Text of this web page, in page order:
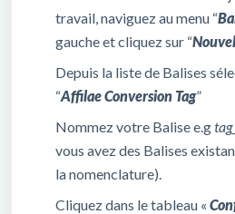
travail, naviguez au menu “
gauche et cliquez sur “
Depuis la liste de Balises
“Affilae Conversion Tag”
Nommez votre Balise e.g
vous avez des Balises
la nomenclature).
Cliquez dans le tableau «